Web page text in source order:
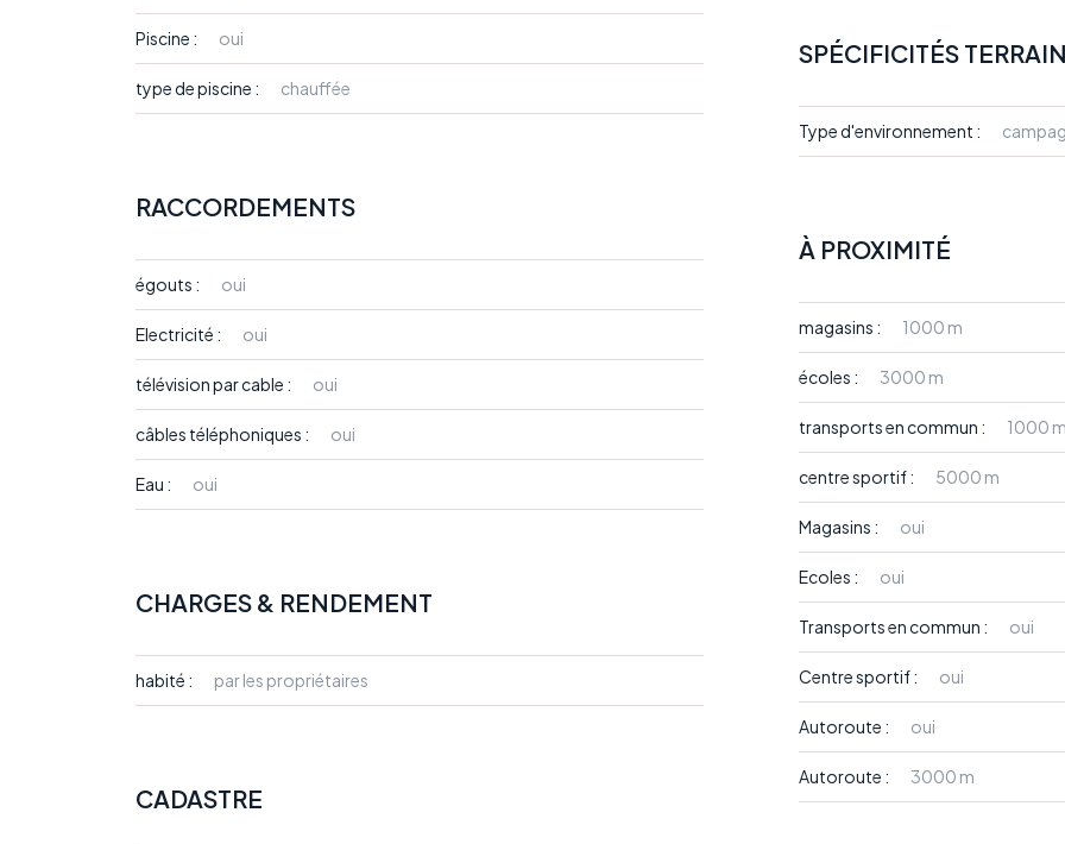
Piscine : oui
type de piscine : chauffée
SPÉCIFICITÉS TERRAIN
Type d'environnement :
RACCORDEMENTS
égouts : oui
Electricité : oui
télévision par cable : oui
câbles téléphoniques : oui
Eau : oui
À PROXIMITÉ
magasins : 1000 m
écoles : 3000 m
transports en commun : 1000 m
centre sportif : 5000 m
Magasins : oui
Ecoles : oui
Transports en commun : oui
Centre sportif : oui
Autoroute : oui
Autoroute : 3000 m
CHARGES & RENDEMENT
habité : par les propriétaires
CADASTRE